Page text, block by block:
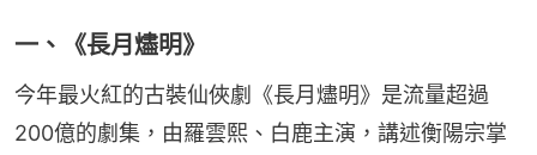
一、《長月燼明》
今年最火紅的古裝仙俠劇《長月燼明》是流量超過
200億的劇集，由羅雲熙、白鹿主演，講述衡陽宗掌